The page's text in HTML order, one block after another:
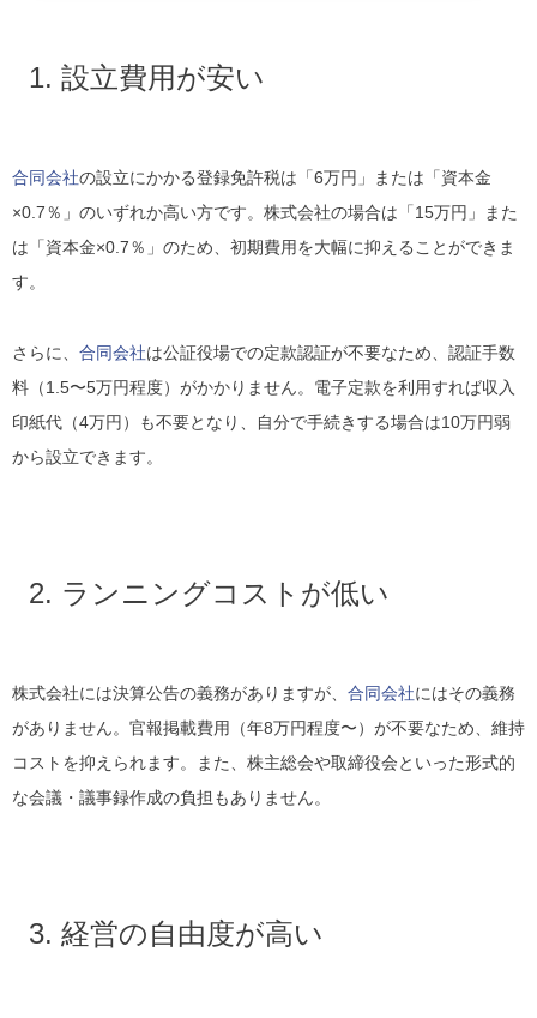
1. 設立費用が安い
合同会社の設立にかかる登録免許税は「6万円」または「資本金
×0.7％」のいずれか高い方です。株式会社の場合は「15万円」また
は「資本金×0.7％」のため、初期費用を大幅に抑えることができま
す。
さらに、 合同会社は公証役場での定款認証が不要なため、認証手数
料（1.5〜5万円程度）がかかりません。電子定款を利用すれば収入
印紙代（4万円）も不要となり、自分で手続きする場合は10万円弱
から設立できます。
2. ランニングコストが低い
株式会社には決算公告の義務がありますが、 合同会社にはその義務
がありません。官報掲載費用（年8万円程度〜）が不要なため、維持
コストを抑えられます。また、株主総会や取締役会といった形式的
な会議・議事録作成の負担もありません。
3. 経営の自由度が高い